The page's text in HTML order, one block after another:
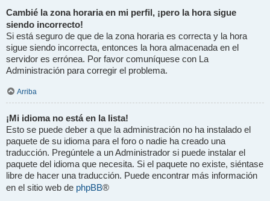
Cambié la zona horaria en mi perfil, ¡pero la hora sigue
siendo incorrecto!
Si está seguro de que de la zona horaria es correcta y la hora
sigue siendo incorrecta, entonces la hora almacenada en el
servidor es errónea. Por favor comuníquese con La
Administración para corregir el problema.
Arriba
¡Mi idioma no está en la lista!
Esto se puede deber a que la administración no ha instalado el
paquete de su idioma para el foro o nadie ha creado una
traducción. Pregúntele a un Administrador si puede instalar el
paquete del idioma que necesita. Si el paquete no existe, siéntase
libre de hacer una traducción. Puede encontrar más información
en el sitio web de phpBB®